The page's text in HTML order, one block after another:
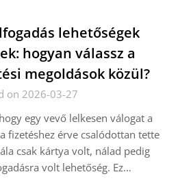
lehetőségek
hogyan válassz a
megoldások közül?
on 2026-03-27
egy vevő lelkesen válogat a
fizetéshez érve csalódottan tette
csak kártya volt, nálad pedig
volt lehetőség. Ez…